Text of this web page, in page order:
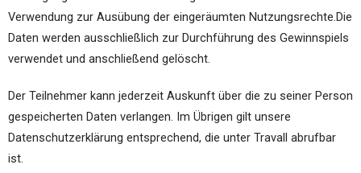
Verwendung zur Ausübung der eingeräumten Nutzungsrechte.Die
Daten werden ausschließlich zur Durchführung des Gewinnspiels
verwendet und anschließend gelöscht.
Der Teilnehmer kann jederzeit Auskunft über die zu seiner Person
gespeicherten Daten verlangen. Im Übrigen gilt unsere
Datenschutzerklärung entsprechend, die unter Travall abrufbar
ist.